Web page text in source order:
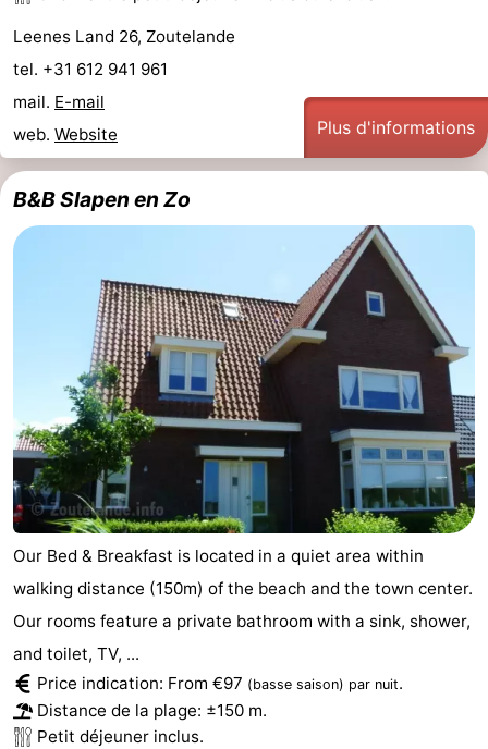
Leenes Land 26, Zoutelande
tel. +31 612 941 961
mail. E-mail
web. Website Plus d'informations
B&B Slapen en Zo
Our Bed & Breakfast is located in a quiet area within
walking distance (150m) of the beach and the town center.
Our rooms feature a private bathroom with a sink, shower,
and toilet, TV, ...
Price indication: From €97 (basse saison) par nuit.
Distance de la plage: ±150 m.
Petit déjeuner inclus.